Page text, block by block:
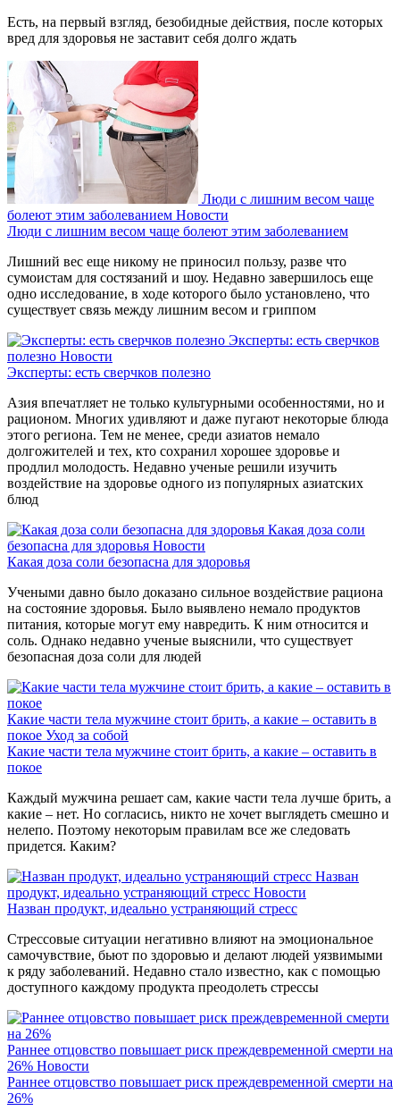
Есть, на первый взгляд, безобидные действия, после которых
вред для здоровья не заставит себя долго ждать
Люди с лишним весом чаще
болеют этим заболеванием Новости
Люди с лишним весом чаще болеют этим заболеванием
Лишний вес еще никому не приносил пользу, разве что
сумоистам для состязаний и шоу. Недавно завершилось еще
одно исследование, в ходе которого было установлено, что
существует связь между лишним весом и гриппом
Эксперты: есть сверчков
полезно Новости
Эксперты: есть сверчков полезно
Азия впечатляет не только культурными особенностями, но и
рационом. Многих удивляют и даже пугают некоторые блюда
этого региона. Тем не менее, среди азиатов немало
долгожителей и тех, кто сохранил хорошее здоровье и
продлил молодость. Недавно ученые решили изучить
воздействие на здоровье одного из популярных азиатских
блюд
Какая доза соли
безопасна для здоровья Новости
Какая доза соли безопасна для здоровья
Учеными давно было доказано сильное воздействие рациона
на состояние здоровья. Было выявлено немало продуктов
питания, которые могут ему навредить. К ним относится и
соль. Однако недавно ученые выяснили, что существует
безопасная доза соли для людей
Какие части тела мужчине стоит брить, а какие – оставить в
покое Уход за собой
Какие части тела мужчине стоит брить, а какие – оставить в
покое
Каждый мужчина решает сам, какие части тела лучше брить, а
какие – нет. Но согласись, никто не хочет выглядеть смешно и
нелепо. Поэтому некоторым правилам все же следовать
придется. Каким?
Назван
продукт, идеально устраняющий стресс Новости
Назван продукт, идеально устраняющий стресс
Стрессовые ситуации негативно влияют на эмоциональное
самочувствие, бьют по здоровью и делают людей уязвимыми
к ряду заболеваний. Недавно стало известно, как с помощью
доступного каждому продукта преодолеть стрессы
Раннее отцовство повышает риск преждевременной смерти на
26% Новости
Раннее отцовство повышает риск преждевременной смерти на
26%